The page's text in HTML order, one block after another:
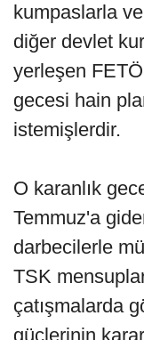
kumpaslarla
diğer devlet
yerleşen
gecesi hain
istemişlerdir.
O karanlık
Temmuz'a
darbecilerle
TSK
çatışmalarda
güçlerinin